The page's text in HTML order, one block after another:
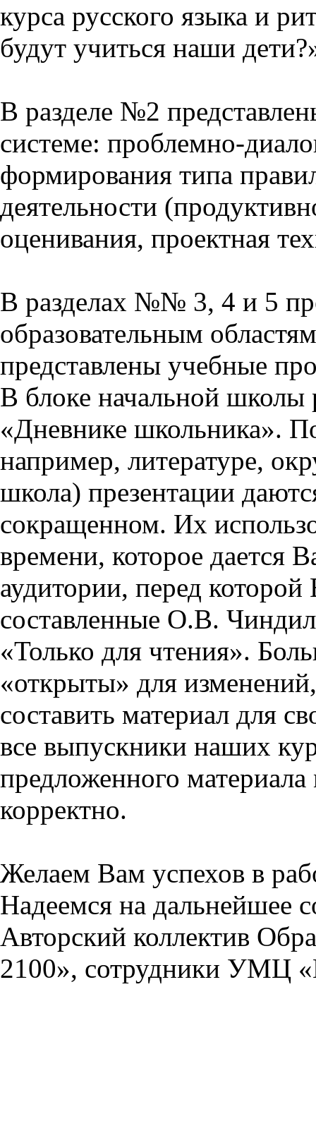
курса русского языка и
будут учиться наши
В разделе №2
системе: проблемно-
формирования типа
деятельности
оценивания, проектная
В разделах №№ 3, 4 и 5
образовательным
представлены учебные
В блоке начальной школы
«Дневнике школьника».
например, литературе,
школа) презентации
сокращенном. Их
времени, которое дается
аудитории, перед
составленные О.В.
«Только для чтения».
«открыты» для
составить материал для
все выпускники наших
предложенного
корректно.
Желаем Вам успехов в
Надеемся на дальнейшее
Авторский коллектив
2100», сотрудники УМЦ